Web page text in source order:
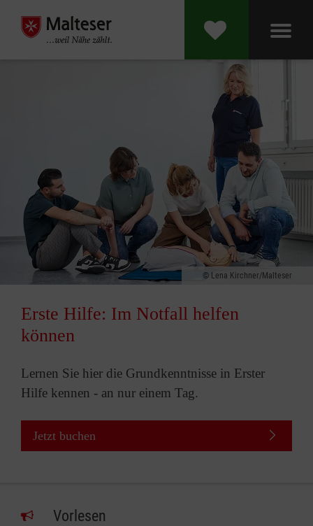
Lena Kirchner/Malteser
Erste Hilfe: Im Notfall helfen
können
Lernen Sie hier die Grundkenntnisse in Erster
Hilfe kennen - an nur einem Tag.
Jetzt buchen
Vorlesen